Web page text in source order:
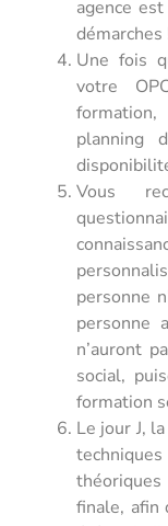
agence
démarches
Une fois
votre
planning
Vous
personne
personne
n’auront
social,
formation
Le jour J,
finale, afin